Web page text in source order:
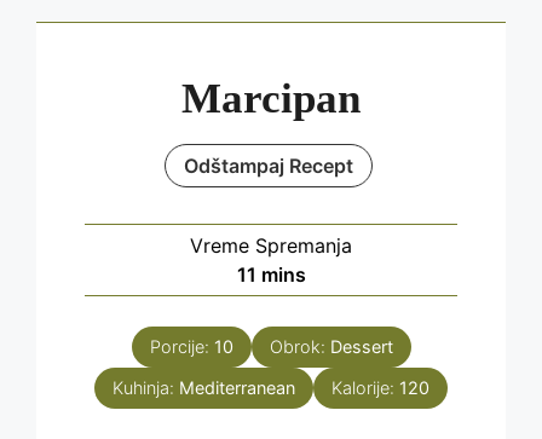
Marcipan
Odštampaj Recept
Vreme Spremanja
11 minutes
mins
Porcije: 10 Obrok: Dessert
Kuhinja: Mediterranean Kalorije: 120